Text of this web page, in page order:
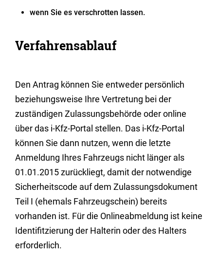
wenn Sie es verschrotten lassen.
Verfahrensablauf
Den Antrag können Sie entweder persönlich
beziehungsweise Ihre Vertretung bei der
zuständigen Zulassungsbehörde oder online
über das i-Kfz-Portal stellen. Das i-Kfz-Portal
können Sie dann nutzen, wenn die letzte
Anmeldung Ihres Fahrzeugs nicht länger als
01.01.2015 zurückliegt, damit der notwendige
Sicherheitscode auf dem Zulassungsdokument
Teil I (ehemals Fahrzeugschein) bereits
vorhanden ist. Für die Onlineabmeldung ist keine
Identifitzierung der Halterin oder des Halters
erforderlich.